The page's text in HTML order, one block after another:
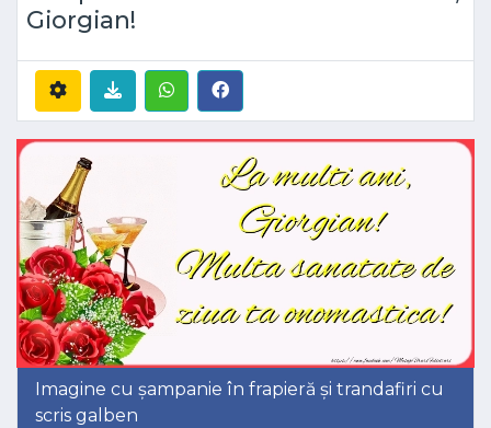
Giorgian!
Imagine cu șampanie în frapieră și trandafiri cu
scris galben